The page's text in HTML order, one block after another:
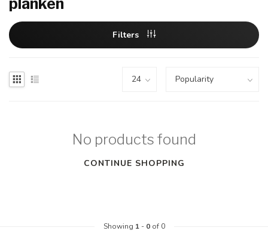
planken
Filters
No products found
CONTINUE SHOPPING
Showing 1- 0of 0